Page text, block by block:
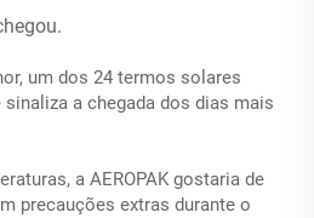
um dos 24 termos solares
a chegada dos dias mais
a AEROPAK gostaria de
precauções extras durante o